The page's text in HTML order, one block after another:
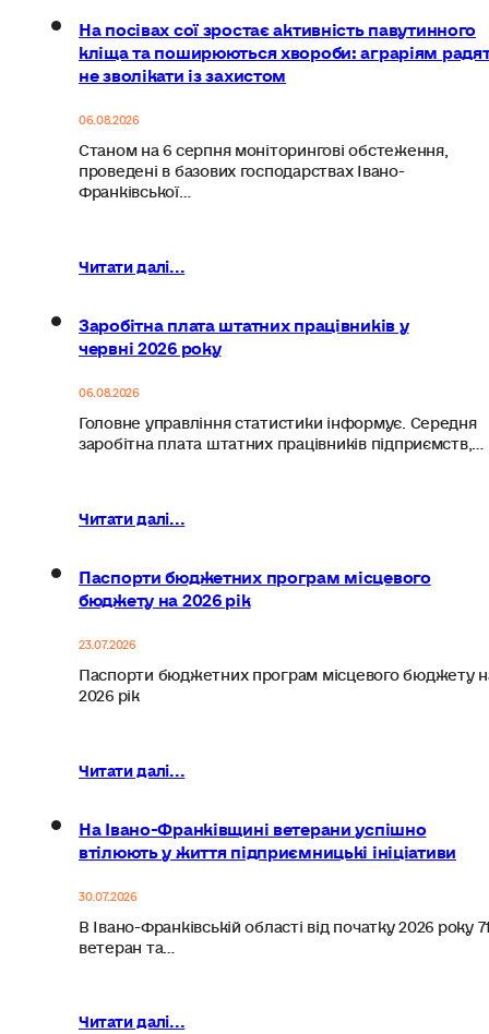
На посівах сої зростає активність павутинного
кліща та поширюються хвороби: аграріям
не зволікати із захистом
06.08.2026
Станом на 6 серпня моніторингові обстеження,
проведені в базових господарствах Івано-
Франківської…
Читати далі...
Заробітна плата штатних працівників у
червні 2026 року
06.08.2026
Головне управління статистики інформує. Середня
заробітна плата штатних працівників підприємств,…
Читати далі...
Паспорти бюджетних програм місцевого
бюджету на 2026 рік
23.07.2026
Паспорти бюджетних програм місцевого бюджету
2026 рік
Читати далі...
На Івано-Франківщині ветерани успішно
втілюють у життя підприємницькі ініціативи
30.07.2026
В Івано-Франківській області від початку 2026 року
ветеран та…
Читати далі...